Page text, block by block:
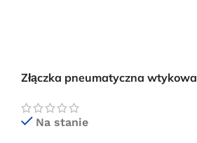
Złączka pneumatyczna wtykowa
Na stanie